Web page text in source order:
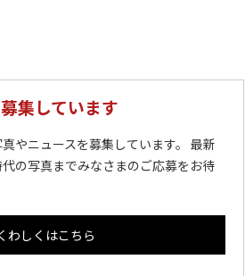
集しています
やニュースを募集しています。 最新
の写真までみなさまのご応募をお待
わしくはこちら